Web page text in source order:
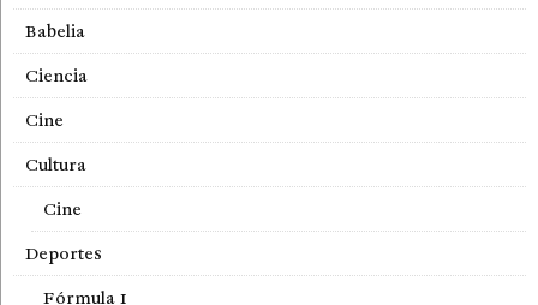
Babelia
Ciencia
Cine
Cultura
Cine
Deportes
Fórmula 1